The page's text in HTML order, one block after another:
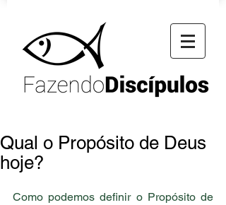
Qual o Propósito de Deus
hoje?
Como podemos definir o Propósito de